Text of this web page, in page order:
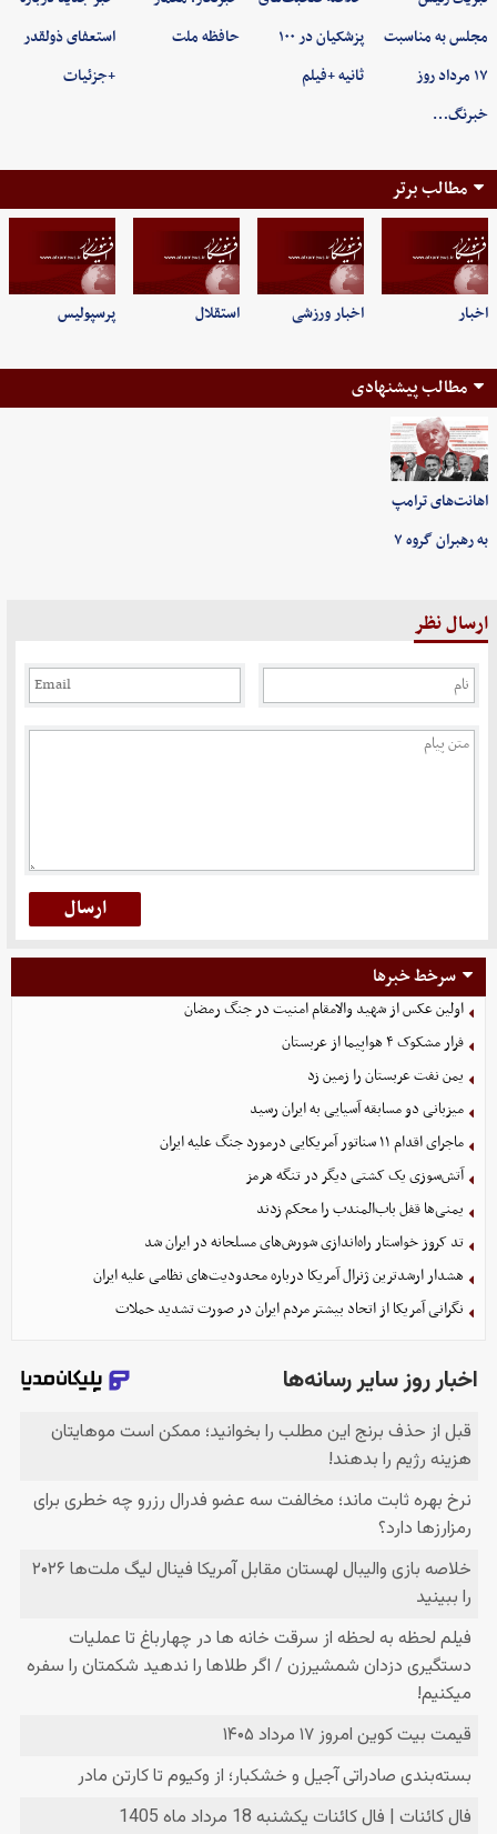
مجلس به مناسبت
۱۷ مرداد روز
خبرنگ…
پزشکیان در ۱۰۰
ثانیه +فیلم
حافظه ملت
استعفای ذولقدر
+جزئیات
مطالب برتر
اخبار اخبار ورزشی استقلال پرسپولیس
مطالب پیشنهادی
اهانت‌های ترامپ
به رهبران گروه ۷
ارسال نظر
سرخط خبرها
اولین عکس از شهید والامقام امنیت در جنگ رمضان
فرار مشکوک ۴ هواپیما از عربستان
یمن نفت عربستان را زمین زد
میزبانی دو مسابقه آسیایی به ایران رسید
ماجرای اقدام ۱۱ سناتور آمریکایی درمورد جنگ علیه ایران
آتش‌سوزی یک کشتی دیگر در تنگه هرمز
یمنی‌ها قفل باب‌المندب را محکم زدند
تد کروز خواستار راه‌اندازی شورش‌های مسلحانه در ایران شد
هشدار ارشدترین ژنرال آمریکا درباره محدودیت‌های نظامی علیه ایران
نگرانی آمریکا از اتحاد بیشتر مردم ایران در صورت تشدید حملات